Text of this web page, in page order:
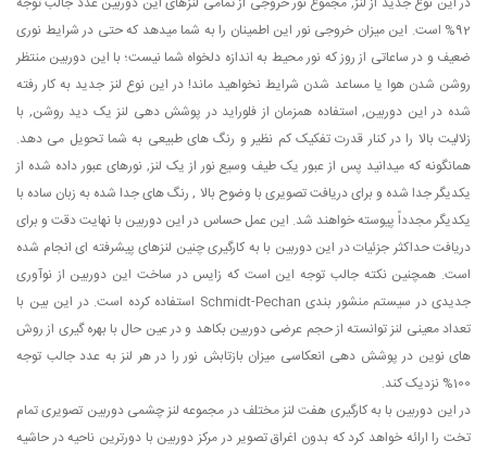
92% است. این میزان خروجی نور این اطمینان را به شما میدهد که حتی در شرایط نوری
ضعیف و در ساعاتی از روز که نور محیط به اندازه دلخواه شما نیست؛ با این دوربین منتظر
روشن شدن هوا یا مساعد شدن شرایط نخواهید ماند! در این نوع لنز جدید به کار رفته
شده در این دوربین, استفاده همزمان از فلوراید در پوشش دهی لنز یک دید روشن, با
زلالیت بالا را در کنار قدرت تفکیک کم نظیر و رنگ های طبیعی به شما تحویل می دهد.
همانگونه که میدانید پس از عبور یک طیف وسیع نور از یک لنز, نورهای عبور داده شده از
یکدیگر جدا شده و برای دریافت تصویری با وضوح بالا , رنگ های جدا شده به زبان ساده با
یکدیگر مجدداً پیوسته خواهند شد. این عمل حساس در این دوربین با نهایت دقت و برای
دریافت حداکثر جزئیات در این دوربین با به کارگیری چنین لنزهای پیشرفته ای انجام شده
است. همچنین نکته جالب توجه این است که زایس در ساخت این دوربین از نوآوری
جدیدی در سیستم منشور بندی Schmidt-Pechan استفاده کرده است. در این بین با
تعداد معینی لنز توانسته از حجم عرضی دوربین بکاهد و در عین حال با بهره گیری از روش
های نوین در پوشش دهی انعکاسی میزان بازتابش نور را در هر لنز به عدد جالب توجه
100% نزدیک کند.
در این دوربین با به کارگیری هفت لنز مختلف در مجموعه لنز چشمی دوربین تصویری تمام
تخت را ارائه خواهد کرد که بدون اغراق تصویر در مرکز دوربین با دورترین ناحیه در حاشیه